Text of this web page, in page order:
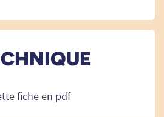
fiche en pdf